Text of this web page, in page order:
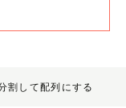
割して配列にする